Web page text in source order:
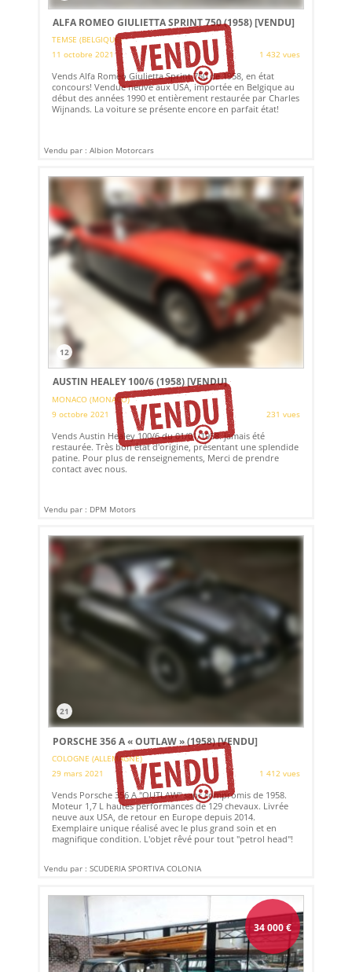
ALFA ROMEO GIULIETTA SPRINT 750 (1958)[VENDU]
TEMSE (BELGIQUE)
11 octobre 2021
1 432 vues
Vends Alfa Romeo Giulietta Sprint 750 de 1958, en état
concours! Vendue neuve aux USA, importée en Belgique au
début des années 1990 et entièrement restaurée par Charles
Wijnands. La voiture se présente encore en parfait état!
Vendu par : Albion Motorcars
12
AUSTIN HEALEY 100/6 (1958)[VENDU]
MONACO (MONACO)
9 octobre 2021
231 vues
Vends Austin Healey 100/6 du 01/01/1958. jamais été
restaurée. Très bon état d'origine, présentant une splendide
patine. Pour plus de renseignements, Merci de prendre
contact avec nous.
Vendu par : DPM Motors
21
PORSCHE 356 A « OUTLAW » (1958)[VENDU]
COLOGNE (ALLEMAGNE)
29 mars 2021
1 412 vues
Vends Porsche 356 A "OUTLAW" sans compromis de 1958.
Moteur 1,7 L hautes performances de 129 chevaux. Livrée
neuve aux USA, de retour en Europe depuis 2014.
Exemplaire unique réalisé avec le plus grand soin et en
magnifique condition. L'objet rêvé pour tout "petrol head"!
Vendu par : SCUDERIA SPORTIVA COLONIA
34 000€